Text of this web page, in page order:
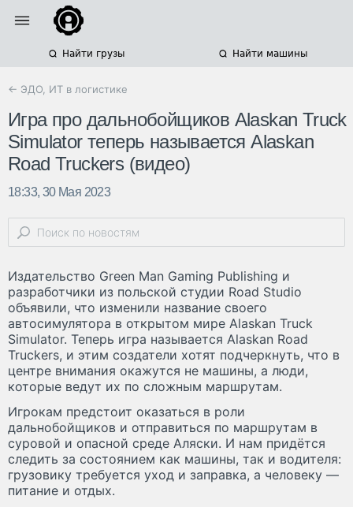
Найти грузы Найти машины
← ЭДО, ИТ в логистике
Игра про дальнобойщиков Alaskan Truck
Simulator теперь называется Alaskan
Road Truckers (видео)
18:33, 30 Мая 2023
Издательство Green Man Gaming Publishing и
разработчики из польской студии Road Studio
объявили, что изменили название своего
автосимулятора в открытом мире Alaskan Truck
Simulator. Теперь игра называется Alaskan Road
Truckers, и этим создатели хотят подчеркнуть, что в
центре внимания окажутся не машины, а люди,
которые ведут их по сложным маршрутам.
Игрокам предстоит оказаться в роли
дальнобойщиков и отправиться по маршрутам в
суровой и опасной среде Аляски. И нам придётся
следить за состоянием как машины, так и водителя:
грузовику требуется уход и заправка, а человеку —
питание и отдых.